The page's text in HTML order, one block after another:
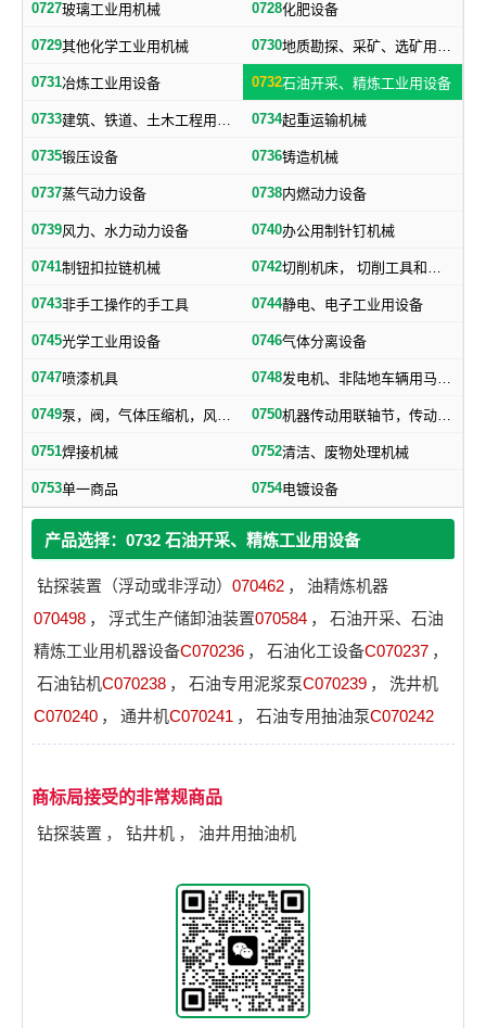
0727玻璃工业用机械 0728化肥设备
0729其他化学工业用机械 0730 地质勘探、采矿、选矿用机械
0731冶炼工业用设备 0732石油开采、精炼工业用设备
0733 建筑、铁道、土木工程用机械 0734起重运输机械
0735锻压设备 0736铸造机械
0737蒸气动力设备 0738内燃动力设备
0739风力、水力动力设备 0740办公用制针钉机械
0741制钮扣拉链机械 0742 切削机床， 切削工具和其他金属加工机械
0743非手工操作的手工具 0744静电、电子工业用设备
0745光学工业用设备 0746气体分离设备
0747喷漆机具 0748 发电机、非陆地车辆用马达和引擎及其零部件
0749 泵，阀，气体压缩机，风机，，液压元件，气动元件 0750 机器传动用联轴节，传动带及其他机器零部件
0751焊接机械 0752清洁、废物处理机械
0753单一商品 0754电镀设备
产品选择：0732 石油开采、精炼工业用设备
钻探装置（浮动或非浮动） 070462 ，
油精炼机器
070498 ， 浮式生产储卸油装置070584 ，
石油开采、石油
精炼工业用机器设备C070236 ， 石油化工设备C070237 ，
石油钻机C070238 ， 石油专用泥浆泵C070239 ，
洗井机
C070240 ， 通井机C070241 ， 石油专用抽油泵C070242
商标局接受的非常规商品
钻探装置 ， 钻井机 ， 油井用抽油机